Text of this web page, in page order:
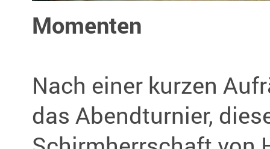
Momenten
Nach einer kurzen
das Abendturnier,